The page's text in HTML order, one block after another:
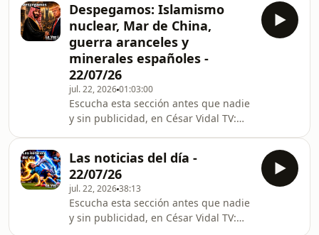
anos-ciencia-desmontado-22-07-26?
category_id=282932 En el último
programa de la temporada de La
Psicoteca, César Vidal y Miguel Ángel
Alcarria reflexionan sobre una
cuestión que suele hacerse
especialmente presente durante las
vacaciones: ¿por qué muchas
Despegamos: Islamismo
nuclear, Mar de China,
guerra aranceles y
minerales españoles -
22/07/26
jul. 22, 202601:03:00
Escucha esta sección antes que nadie
y sin publicidad, en César Vidal TV:
aranceles-minerales-espanoles-22-07-
26?category_id=282930 En esta
entrega de Despegamos, César Vidal
y Lorenzo Ramírez analizan el
controvertido acuerdo nuclear que
Las noticias del día -
22/07/26
jul. 22, 202638:13
Escucha esta sección antes que nadie
y sin publicidad, en César Vidal TV: